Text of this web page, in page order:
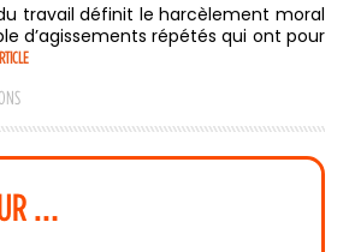
travail définit le harcèlement moral
d’agissements répétés qui ont pour
…